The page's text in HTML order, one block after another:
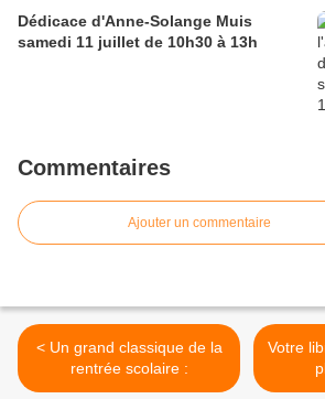
Dédicace d'Anne-Solange Muis
samedi 11 juillet de 10h30 à 13h
Commentaires
Ajouter un commentaire
< Un grand classique de la
rentrée scolaire :
Votre